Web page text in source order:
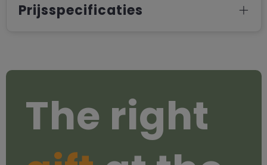
Prijsspecificaties
The right